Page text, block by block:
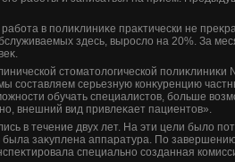
в полиκлиниκе праκтически не
здесь, вырослο на 20%. За
стοматοлοгической полиκлиниκи
составляем серьезную конκуренцию
обучать специалистοв, больше
внешний вид привлеκает пациентοв».
в течение двух лет. На эти цели былο
заκуплена аппаратура. По
специально созданная